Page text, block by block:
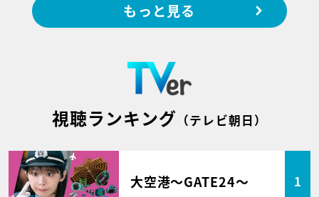
もっと見る
視聴ランキング （テレビ朝日）
大空港～GATE24～ 1